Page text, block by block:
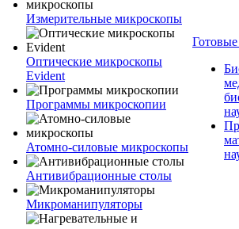
Измерительные микроскопы
Оптические микроскопы
Evident
Программы микроскопии
Атомно-силовые микроскопы
Антивибрационные столы
Микроманипуляторы